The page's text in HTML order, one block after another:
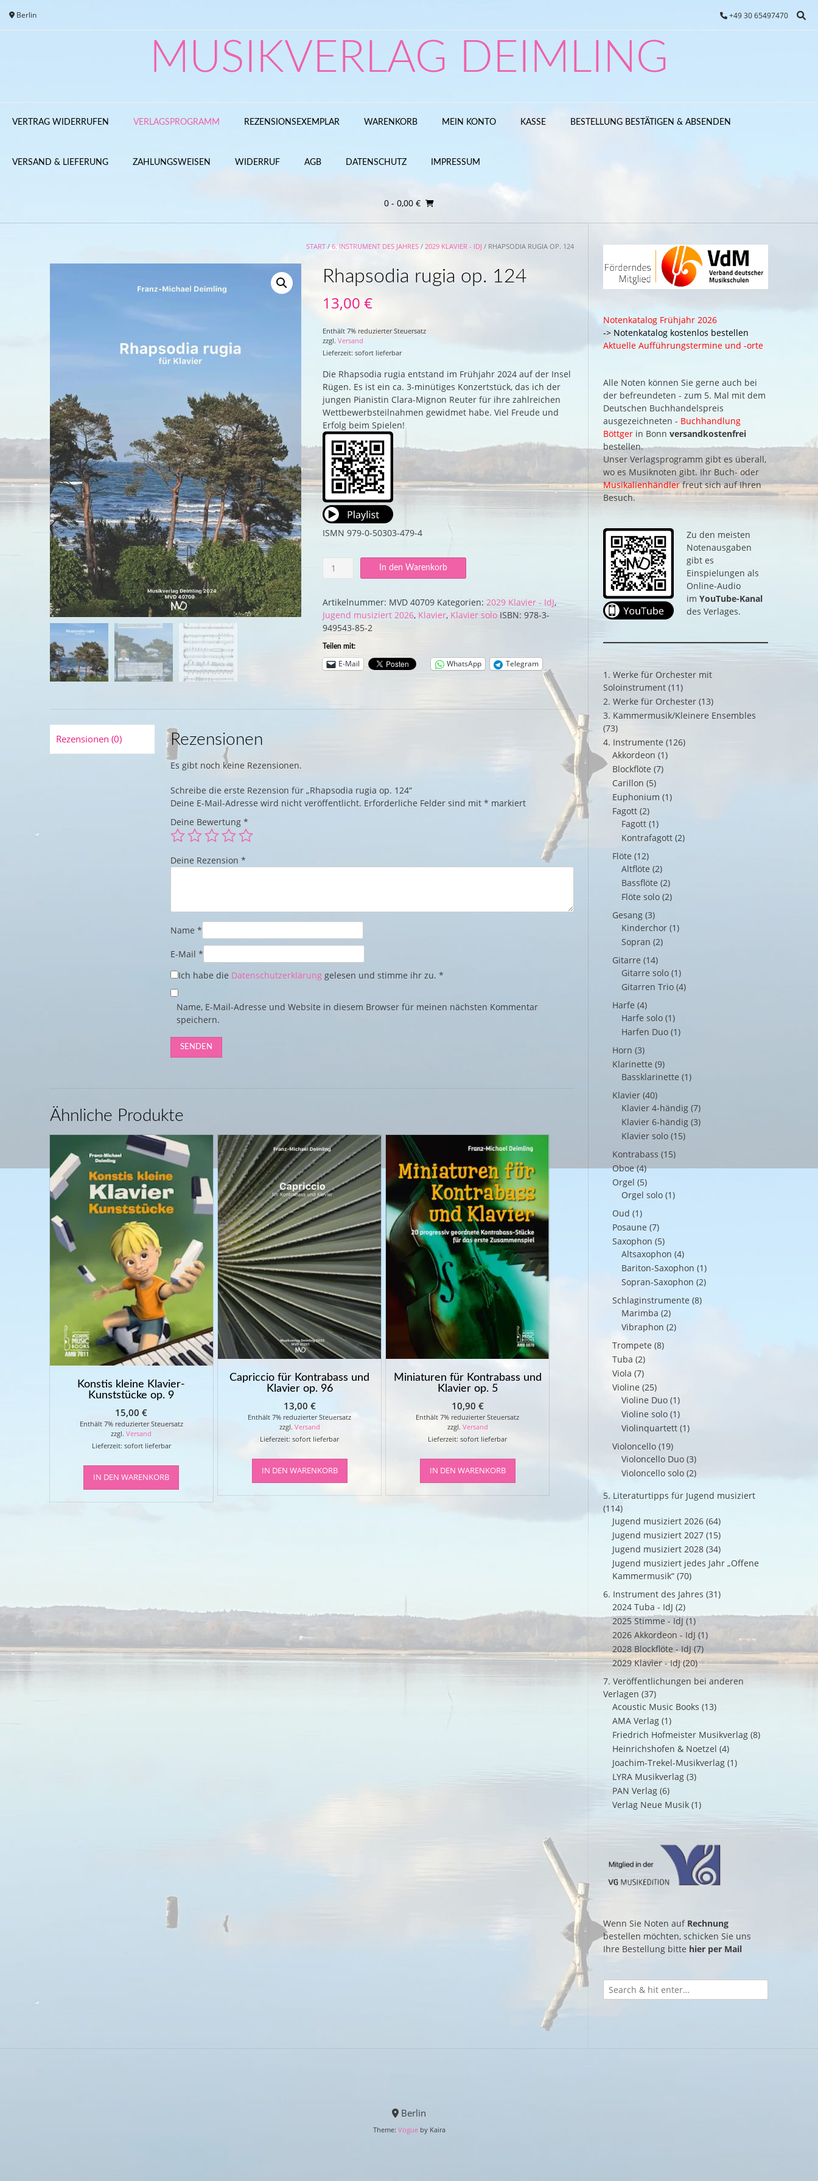
content
Berlin +49 30 65497470
MUSIKVERLAG DEIMLING
VERTRAG WIDERRUFEN VERLAGSPROGRAMM REZENSIONSEXEMPLAR WARENKORB MEIN KONTO KASSE BESTELLUNG BESTÄTIGEN & ABSENDEN
VERSAND & LIEFERUNG ZAHLUNGSWEISEN WIDERRUF AGB DATENSCHUTZ IMPRESSUM
0 - 0,00 €
START /6. INSTRUMENT DES JAHRES /2029 KLAVIER - IDJ / RHAPSODIA RUGIA OP. 124
Rhapsodia rugia op. 124
13,00 €
Enthält 7% reduzierter Steuersatz
zzgl. Versand
Lieferzeit: sofort lieferbar
Die Rhapsodia rugia entstand im Frühjahr 2024 auf der Insel
Rügen. Es ist ein ca. 3-minütiges Konzertstück, das ich der
jungen Pianistin Clara-Mignon Reuter für ihre zahlreichen
Wettbewerbsteilnahmen gewidmet habe. Viel Freude und
Erfolg beim Spielen!
ISMN 979-0-50303-479-4
Rhapsodia
124
Menge
In den Warenkorb
Artikelnummer: MVD 40709 Kategorien: 2029 Klavier - IdJ,
Jugend musiziert 2026, Klavier, Klavier solo ISBN: 978-3-
949543-85-2
Teilen mit:
E-Mail WhatsApp Telegram
Rezensionen (0) Rezensionen
Es gibt noch keine Rezensionen.
Schreibe die erste Rezension für „Rhapsodia rugia op. 124“
Deine E-Mail-Adresse wird nicht veröffentlicht. Erforderliche Felder sind mit* markiert
Deine Bewertung*
Deine Rezension*
Name*
E-Mail*
Ich habe die Datenschutzerklärung gelesen und stimme ihr zu. *
Name, E-Mail-Adresse und Website in diesem Browser für meinen nächsten Kommentar
speichern.
Ähnliche Produkte
Konstis kleine Klavier-
Kunststücke op. 9
15,00€
Enthält 7% reduzierter Steuersatz
zzgl.Versand
Lieferzeit: sofort lieferbar
IN DEN WARENKORB
Capriccio für Kontrabass und
Klavier op. 96
13,00 €
Enthält 7% reduzierter Steuersatz
zzgl. Versand
Lieferzeit: sofort lieferbar
IN DEN WARENKORB
Miniaturen für Kontrabass und
Klavier op. 5
10,90 €
Enthält 7% reduzierter Steuersatz
zzgl. Versand
Lieferzeit: sofort lieferbar
IN DEN WARENKORB
Notenkatalog Frühjahr 2026
-> Notenkatalog kostenlos bestellen
Aktuelle Aufführungstermine und -orte
Alle Noten können Sie gerne auch bei
der befreundeten - zum 5. Mal mit dem
Deutschen Buchhandelspreis
ausgezeichneten - Buchhandlung
Böttgerin Bonn versandkostenfrei
bestellen.
Unser Verlagsprogramm gibt es überall,
wo es Musiknoten gibt. Ihr Buch- oder
Musikalienhändlerfreut sich auf Ihren
Besuch.
Zu den meisten
Notenausgaben
gibt es
Einspielungen als
Online-Audio
im YouTube-Kanal
des Verlages.
1. Werke für Orchester mit
Soloinstrument (11)
2. Werke für Orchester (13)
3. Kammermusik/Kleinere Ensembles
(73)
4. Instrumente (126)
Akkordeon (1)
Blockflöte (7)
Carillon (5)
Euphonium (1)
Fagott (2)
Fagott (1)
Kontrafagott (2)
Flöte (12)
Altflöte (2)
Bassflöte (2)
Flöte solo (2)
Gesang (3)
Kinderchor (1)
Sopran (2)
Gitarre (14)
Gitarre solo (1)
Gitarren Trio (4)
Harfe (4)
Harfe solo (1)
Harfen Duo (1)
Horn (3)
Klarinette (9)
Bassklarinette (1)
Klavier (40)
Klavier 4-händig (7)
Klavier 6-händig (3)
Klavier solo (15)
Kontrabass (15)
Oboe (4)
Orgel (5)
Orgel solo (1)
Oud (1)
Posaune (7)
Saxophon (5)
Altsaxophon (4)
Bariton-Saxophon (1)
Sopran-Saxophon (2)
Schlaginstrumente (8)
Marimba (2)
Vibraphon (2)
Trompete (8)
Tuba (2)
Viola (7)
Violine (25)
Violine Duo (1)
Violine solo (1)
Violinquartett (1)
Violoncello (19)
Violoncello Duo (3)
Violoncello solo (2)
5. Literaturtipps für Jugend musiziert
(114)
Jugend musiziert 2026 (64)
Jugend musiziert 2027 (15)
Jugend musiziert 2028 (34)
Jugend musiziert jedes Jahr „Offene
Kammermusik“ (70)
6. Instrument des Jahres (31)
2024 Tuba - IdJ (2)
2025 Stimme - IdJ (1)
2026 Akkordeon - IdJ (1)
2028 Blockflöte - IdJ (7)
2029 Klavier - IdJ (20)
7. Veröffentlichungen bei anderen
Verlagen (37)
Acoustic Music Books (13)
AMA Verlag (1)
Friedrich Hofmeister Musikverlag (8)
Heinrichshofen & Noetzel (4)
Joachim-Trekel-Musikverlag (1)
LYRA Musikverlag (3)
PAN Verlag (6)
Verlag Neue Musik (1)
Wenn Sie Noten auf Rechnung
bestellen möchten, schicken Sie uns
Ihre Bestellung bitte hier per Mail
Berlin
Theme: Vogueby Kaira